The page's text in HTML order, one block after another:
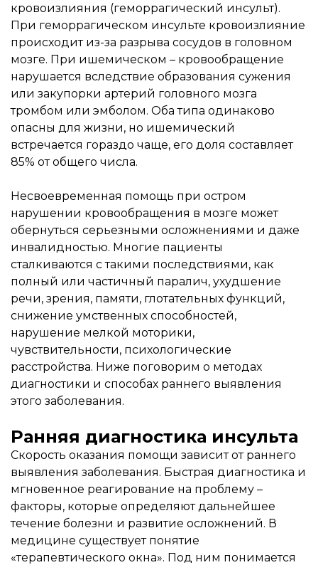
кровоизлияния (геморрагический инсульт).
При геморрагическом инсульте кровоизлияние
происходит из-за разрыва сосудов в головном
мозге. При ишемическом – кровообращение
нарушается вследствие образования сужения
или закупорки артерий головного мозга
тромбом или эмболом. Оба типа одинаково
опасны для жизни, но ишемический
встречается гораздо чаще, его доля составляет
85% от общего числа.
Несвоевременная помощь при остром
нарушении кровообращения в мозге может
обернуться серьезными осложнениями и даже
инвалидностью. Многие пациенты
сталкиваются с такими последствиями, как
полный или частичный паралич, ухудшение
речи, зрения, памяти, глотательных функций,
снижение умственных способностей,
нарушение мелкой моторики,
чувствительности, психологические
расстройства. Ниже поговорим о методах
диагностики и способах раннего выявления
этого заболевания.
Ранняя диагностика инсульта
Скорость оказания помощи зависит от раннего
выявления заболевания. Быстрая диагностика и
мгновенное реагирование на проблему –
факторы, которые определяют дальнейшее
течение болезни и развитие осложнений. В
медицине существует понятие
«терапевтического окна». Под ним понимается